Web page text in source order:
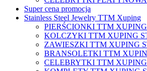
Super cena promocja
Stainless Steel Jewelry TTM Xuping
PIERŚCIONKI TTM
KOLCZYKI TTM XUPING
ZAWIESZKI TTM XUPING
BRANSOLETKI TTM
CELEBRYTKI TTM